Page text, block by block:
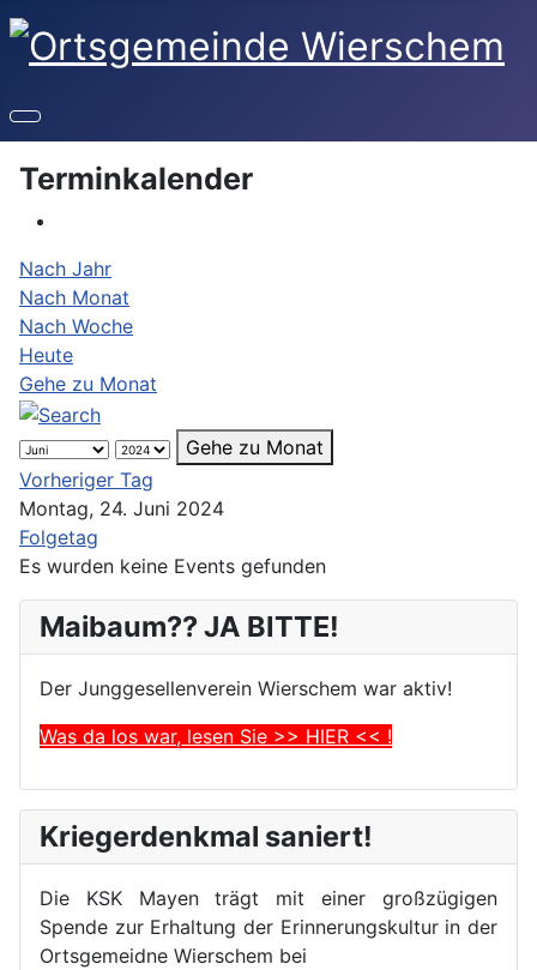
Maibaum?? JA BITTE!
Der Junggesellenverein Wierschem war aktiv!
Was da los war, lesen Sie >> HIER << !
Kriegerdenkmal saniert!
Die KSK Mayen trägt mit einer großzügigen
Spende zur Erhaltung der Erinnerungskultur in der
Ortsgemeidne Wierschem bei
Terminkalender
Nach Jahr
Nach Monat
Nach Woche
Heute
Gehe zu Monat
Gehe zu Monat
Vorheriger Tag
Montag, 24. Juni 2024
Folgetag
Es wurden keine Events gefunden